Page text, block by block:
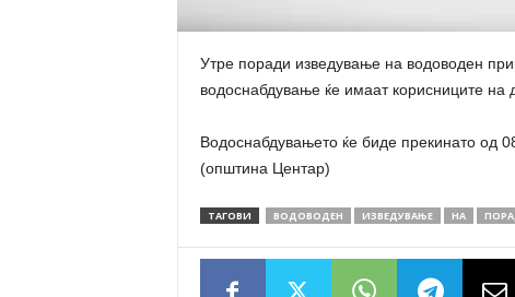
Утре поради изведување на водоводен
водоснабдување ќе имаат корисниците на
Водоснабдувањето ќе биде прекинато од
(општина Центар)
ТАГОВИ ВОДОВОДЕН ИЗВЕДУВАЊЕ НА